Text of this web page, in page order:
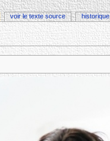
navigation,rechercher
voir le texte source historique